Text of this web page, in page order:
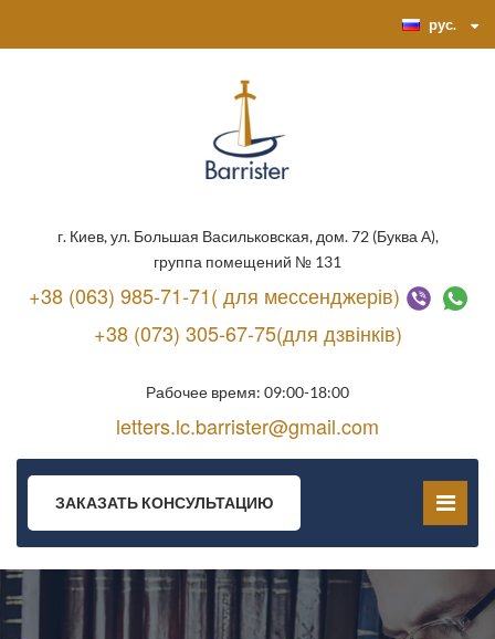
рус.
г. Киев, ул. Большая Васильковская, дом. 72 (Буква А),
группа помещений № 131
+38 (063) 985-71-71( для мессенджерів)
+38 (073) 305-67-75(для дзвінків)
Рабочее время: 09:00-18:00
letters.lc.barrister@gmail.com
ЗАКАЗАТЬ КОНСУЛЬТАЦИЮ